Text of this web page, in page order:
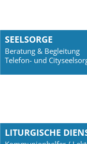
SEELSORGE
Beratung & Begleitung
Telefon- und
LITURGISCHE